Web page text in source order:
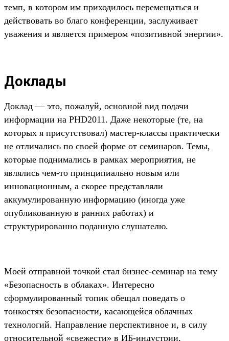
темп, в котором им приходилось перемещаться и
действовать во благо конференции, заслуживает
уважения и является примером «позитивной энергии».
Доклады
Доклад — это, пожалуй, основной вид подачи
информации на PHD2011. Даже некоторые (те, на
которых я присутствовал) мастер-классы практически
не отличались по своей форме от семинаров. Темы,
которые поднимались в рамках мероприятия, не
являлись чем-то принципиально новым или
инновационным, а скорее представляли
аккумулированную информацию (иногда уже
опубликованную в ранних работах) и
структурированно поданную слушателю.
Моей отправной точкой стал бизнес-семинар на тему
«Безопасность в облаках». Интересно
сформулированный топик обещал поведать о
тонкостях безопасности, касающейся облачных
технологий. Направление перспективное и, в силу
относительной «свежести» в ИБ-индустрии,